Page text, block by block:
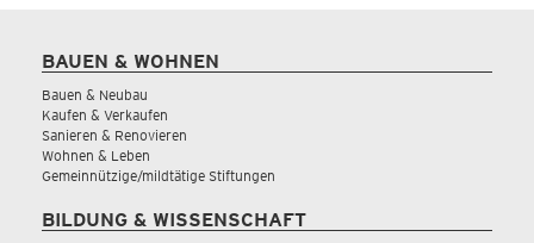
BAUEN & WOHNEN
Bauen & Neubau
Kaufen & Verkaufen
Sanieren & Renovieren
Wohnen & Leben
Gemeinnützige/mildtätige Stiftungen
BILDUNG & WISSENSCHAFT